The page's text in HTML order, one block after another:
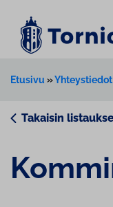
sisältöön
Etusivu »Yhteystiedot
Takaisin